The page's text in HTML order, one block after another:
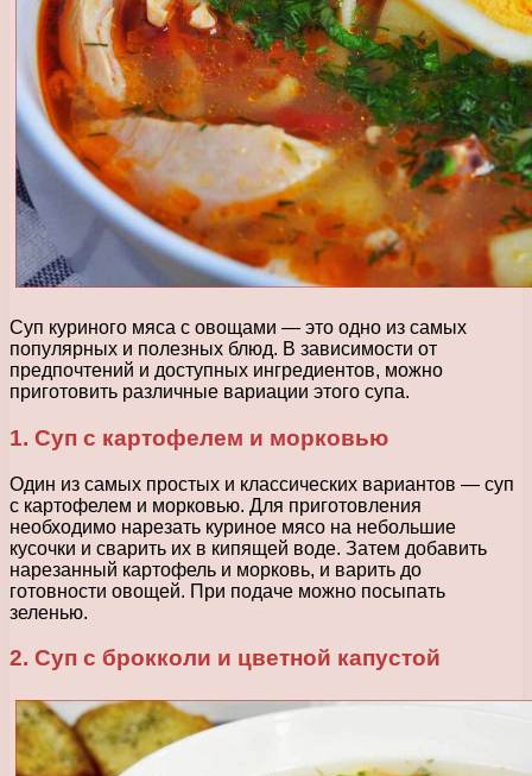
Суп куриного мяса с овощами — это одно из самых
популярных и полезных блюд. В зависимости от
предпочтений и доступных ингредиентов, можно
приготовить различные вариации этого супа.
1. Суп с картофелем и морковью
Один из самых простых и классических вариантов — суп
с картофелем и морковью. Для приготовления
необходимо нарезать куриное мясо на небольшие
кусочки и сварить их в кипящей воде. Затем добавить
нарезанный картофель и морковь, и варить до
готовности овощей. При подаче можно посыпать
зеленью.
2. Суп с брокколи и цветной капустой